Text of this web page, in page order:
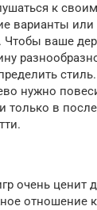
к
варианты
Чтобы ваше
нужно
только в
очень
отношение